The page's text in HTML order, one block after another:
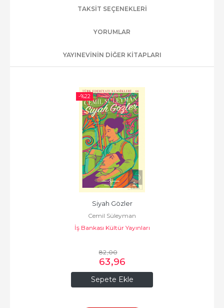
TAKSIT SEÇENEKLERI
YORUMLAR
YAYINEVININ DIĞER KITAPLARI
-%22
Sepete Ekle
Siyah Gözler
Cemil Süleyman
İş Bankası Kültür Yayınları
82,00
63,96